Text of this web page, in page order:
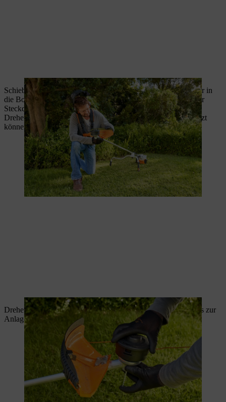
Schieben Sie den Steckdorn oder den Winkel-Schraubendreher in
die Bohrung im Getriebe. Drehen Sie nun an der Welle, bis der
Steckdorn einrastet und die Welle blockiert.
Drehen Sie den Mähkopf im Uhrzeigersinn bis er sich löst. Jetzt
können Sie ihn gegen einen neuen austauschen.
Drehen Sie den Motorsense Kopf gegen den Uhrzeigersinn bis zur
Anlage auf die Welle.